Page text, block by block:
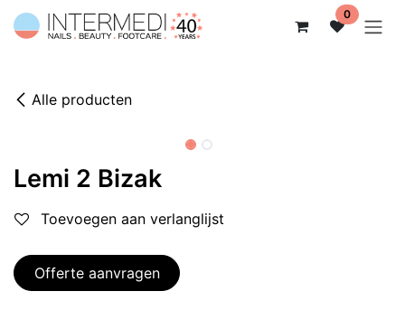
Overslaan naar inhoud 0
Alle producten
Lemi 2 Bizak
Toevoegen aan verlanglijst
Offerte aanvragen